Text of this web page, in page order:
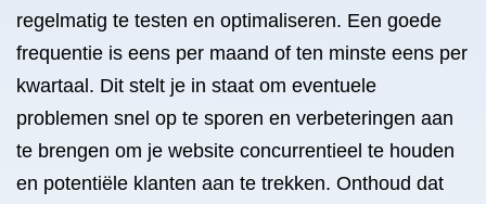
regelmatig te testen en optimaliseren. Een goede
frequentie is eens per maand of ten minste eens per
kwartaal. Dit stelt je in staat om eventuele
problemen snel op te sporen en verbeteringen aan
te brengen om je website concurrentieel te houden
en potentiële klanten aan te trekken. Onthoud dat